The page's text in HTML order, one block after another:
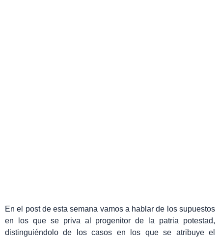
En el post de esta semana vamos a hablar de los supuestos
en los que se priva al progenitor de la patria potestad,
distinguiéndolo de los casos en los que se atribuye el